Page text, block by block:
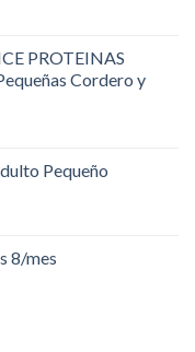
PROTEINAS
Cordero y
Pequeño
8/mes